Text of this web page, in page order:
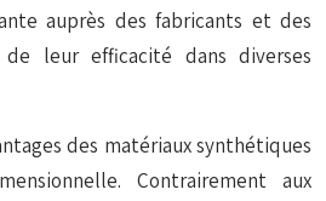
auprès des fabricants et des
leur efficacité dans diverses
des matériaux synthétiques
Contrairement aux